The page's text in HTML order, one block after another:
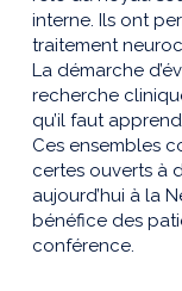
interne. Ils ont
traitement
La démarche
recherche
qu’il faut
Ces ensembles
certes ouverts à
aujourd’hui à la
bénéfice des
conférence.